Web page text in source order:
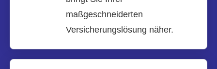
maßgeschneiderten
Versicherungslösung näher.